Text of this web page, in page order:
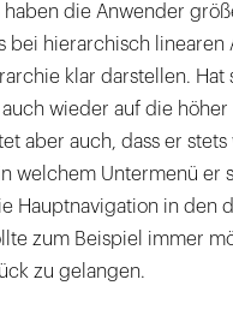
die Anwender
bei hierarchisch linearen
klar darstellen.
wieder auf die
aber auch, dass er stets
welchem Untermenü er
Hauptnavigation in den
zum Beispiel immer
zu gelangen.